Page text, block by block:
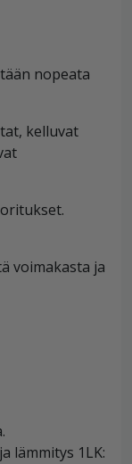
nopeata
kelluvat
voimakasta ja
lämmitys 1LK: